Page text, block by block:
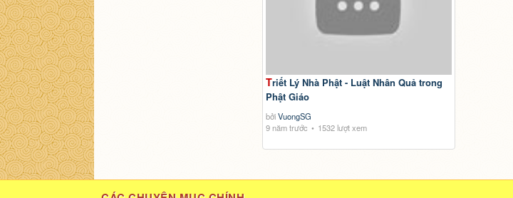
Triết Lý Nhà Phật - Luật Nhân Quả trong
Phật Giáo
bởiVuongSG
9 năm trước
1532 lượt xem